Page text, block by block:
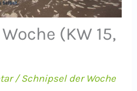
(KW 15,
/Schnipsel der Woche